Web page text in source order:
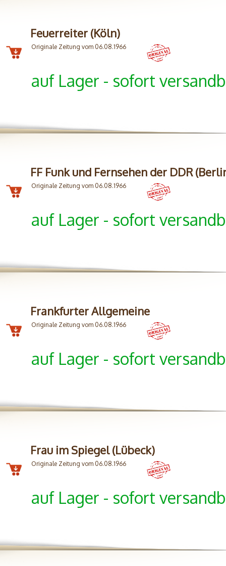
Feuerreiter (Köln)
Originale Zeitung vom 06.08.1966
auf Lager - sofort
FF Funk und Fernsehen der DDR
Originale Zeitung vom 06.08.1966
auf Lager - sofort
Frankfurter Allgemeine
Originale Zeitung vom 06.08.1966
auf Lager - sofort
Frau im Spiegel (Lübeck)
Originale Zeitung vom 06.08.1966
auf Lager - sofort